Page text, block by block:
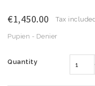
€1,450.00 Tax
Pupien - Denier
Quantity